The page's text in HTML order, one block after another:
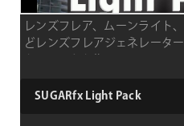
レンズフレア、ムーンライト
どレンズフレアジェネレータ
product